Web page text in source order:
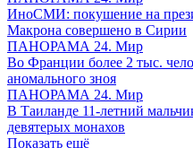
ИноСМИ: покушение на
Макрона совершено в Сирии
ПАНОРАМА 24. Мир
Во Франции более 2 тыс.
аномального зноя
ПАНОРАМА 24. Мир
В Таиланде 11-летний
девятерых монахов
Показать ещё